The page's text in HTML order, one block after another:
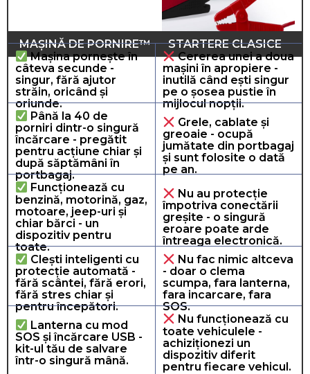
MAȘINĂ DE PORNIRE™
STARTERE CLASICE
Mașina pornește în
câteva secunde -
singur, fără ajutor
străin, oricând și
oriunde.
Cererea unei a doua
mașini în apropiere -
inutilă când ești singur
pe o șosea pustie în
mijlocul nopții.
Până la 40 de
porniri dintr-o singură
încărcare - pregătit
pentru acțiune chiar și
după săptămâni în
portbagaj.
Grele, cablate și
greoaie - ocupă
jumătate din portbagaj
și sunt folosite o dată
pe an.
Funcționează cu
benzină, motorină, gaz,
motoare, jeep-uri și
chiar bărci - un
dispozitiv pentru
toate.
Nu au protecție
împotriva conectării
greșite - o singură
eroare poate arde
întreaga electronică.
Clești inteligenti cu
protecție automată -
fără scântei, fără erori,
fără stres chiar și
pentru începători.
Nu fac nimic altceva
- doar o clema
scumpa, fara lanterna,
fara incarcare, fara
SOS.
Lanterna cu mod
SOS și încărcare USB -
kit-ul tău de salvare
într-o singură mână.
Nu funcționează cu
toate vehiculele -
achiziționezi un
dispozitiv diferit
pentru fiecare vehicul.